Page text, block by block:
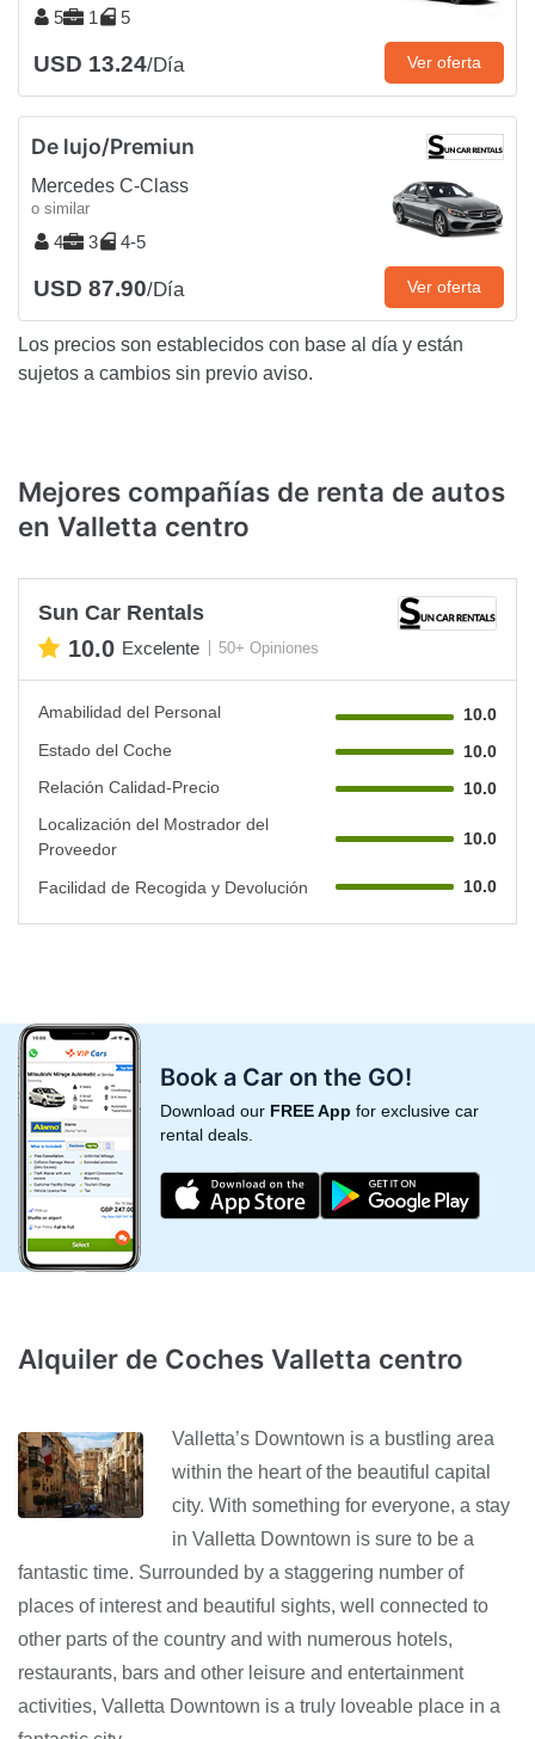
5 1 5
USD 13.24/Día Ver oferta
De lujo/Premiun
Mercedes C-Class
o similar
4 3 4-5
USD 87.90/Día Ver oferta
Los precios son establecidos con base al día y están
sujetos a cambios sin previo aviso.
Mejores compañías de renta de autos
en Valletta centro
Sun Car Rentals
10.0 Excelente 50+ Opiniones
Amabilidad del Personal
10.0
Estado del Coche
10.0
Relación Calidad-Precio
10.0
Localización del Mostrador del
Proveedor
10.0
Facilidad de Recogida y Devolución 10.0
Book a Car on the GO!
Download our FREE App for exclusive car
rental deals.
Alquiler de Coches Valletta centro
Valletta’s Downtown is a bustling area
within the heart of the beautiful capital
city. With something for everyone, a stay
in Valletta Downtown is sure to be a
fantastic time. Surrounded by a staggering number of
places of interest and beautiful sights, well connected to
other parts of the country and with numerous hotels,
restaurants, bars and other leisure and entertainment
activities, Valletta Downtown is a truly loveable place in a